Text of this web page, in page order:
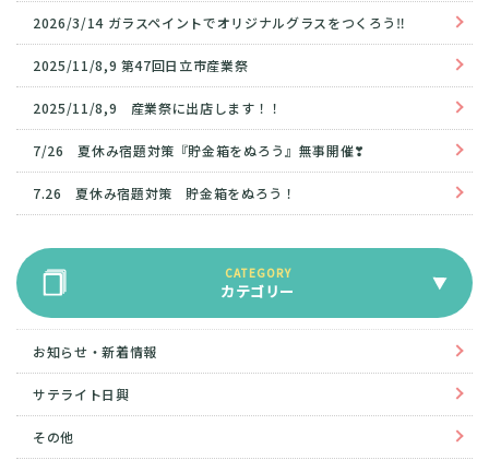
2026/3/14 ガラスペイントでオリジナルグラスをつくろう‼
2025/11/8,9 第47回日立市産業祭
2025/11/8,9 産業祭に出店します！！
7/26 夏休み宿題対策『貯金箱をぬろう』無事開催❣
7.26 夏休み宿題対策 貯金箱をぬろう！
カテゴリー
お知らせ・新着情報
サテライト日興
その他